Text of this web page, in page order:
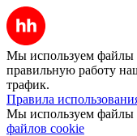
Мы используем файлы
правильную работу
трафик.
Правила
Мы используем файлы
файлов cookie